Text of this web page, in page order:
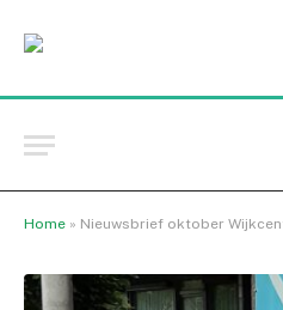
Home » Nieuwsbrief oktober